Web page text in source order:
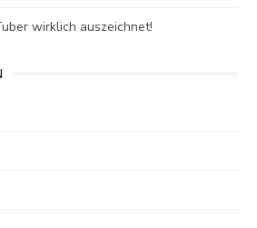
wirklich auszeichnet!